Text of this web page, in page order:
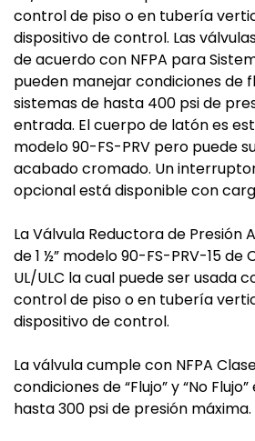
control de piso o en tubería
dispositivo de control. Las
de acuerdo con NFPA para
pueden manejar condiciones de
sistemas de hasta 400 psi de
entrada. El cuerpo de latón es
modelo 90-FS-PRV pero puede
acabado cromado. Un
opcional está disponible con
La Válvula Reductora de Presión
de 1 ½” modelo 90-FS-PRV-15 de
UL/ULC la cual puede ser usada
control de piso o en tubería
dispositivo de control.
La válvula cumple con NFPA
condiciones de “Flujo” y “No
hasta 300 psi de presión máxima.